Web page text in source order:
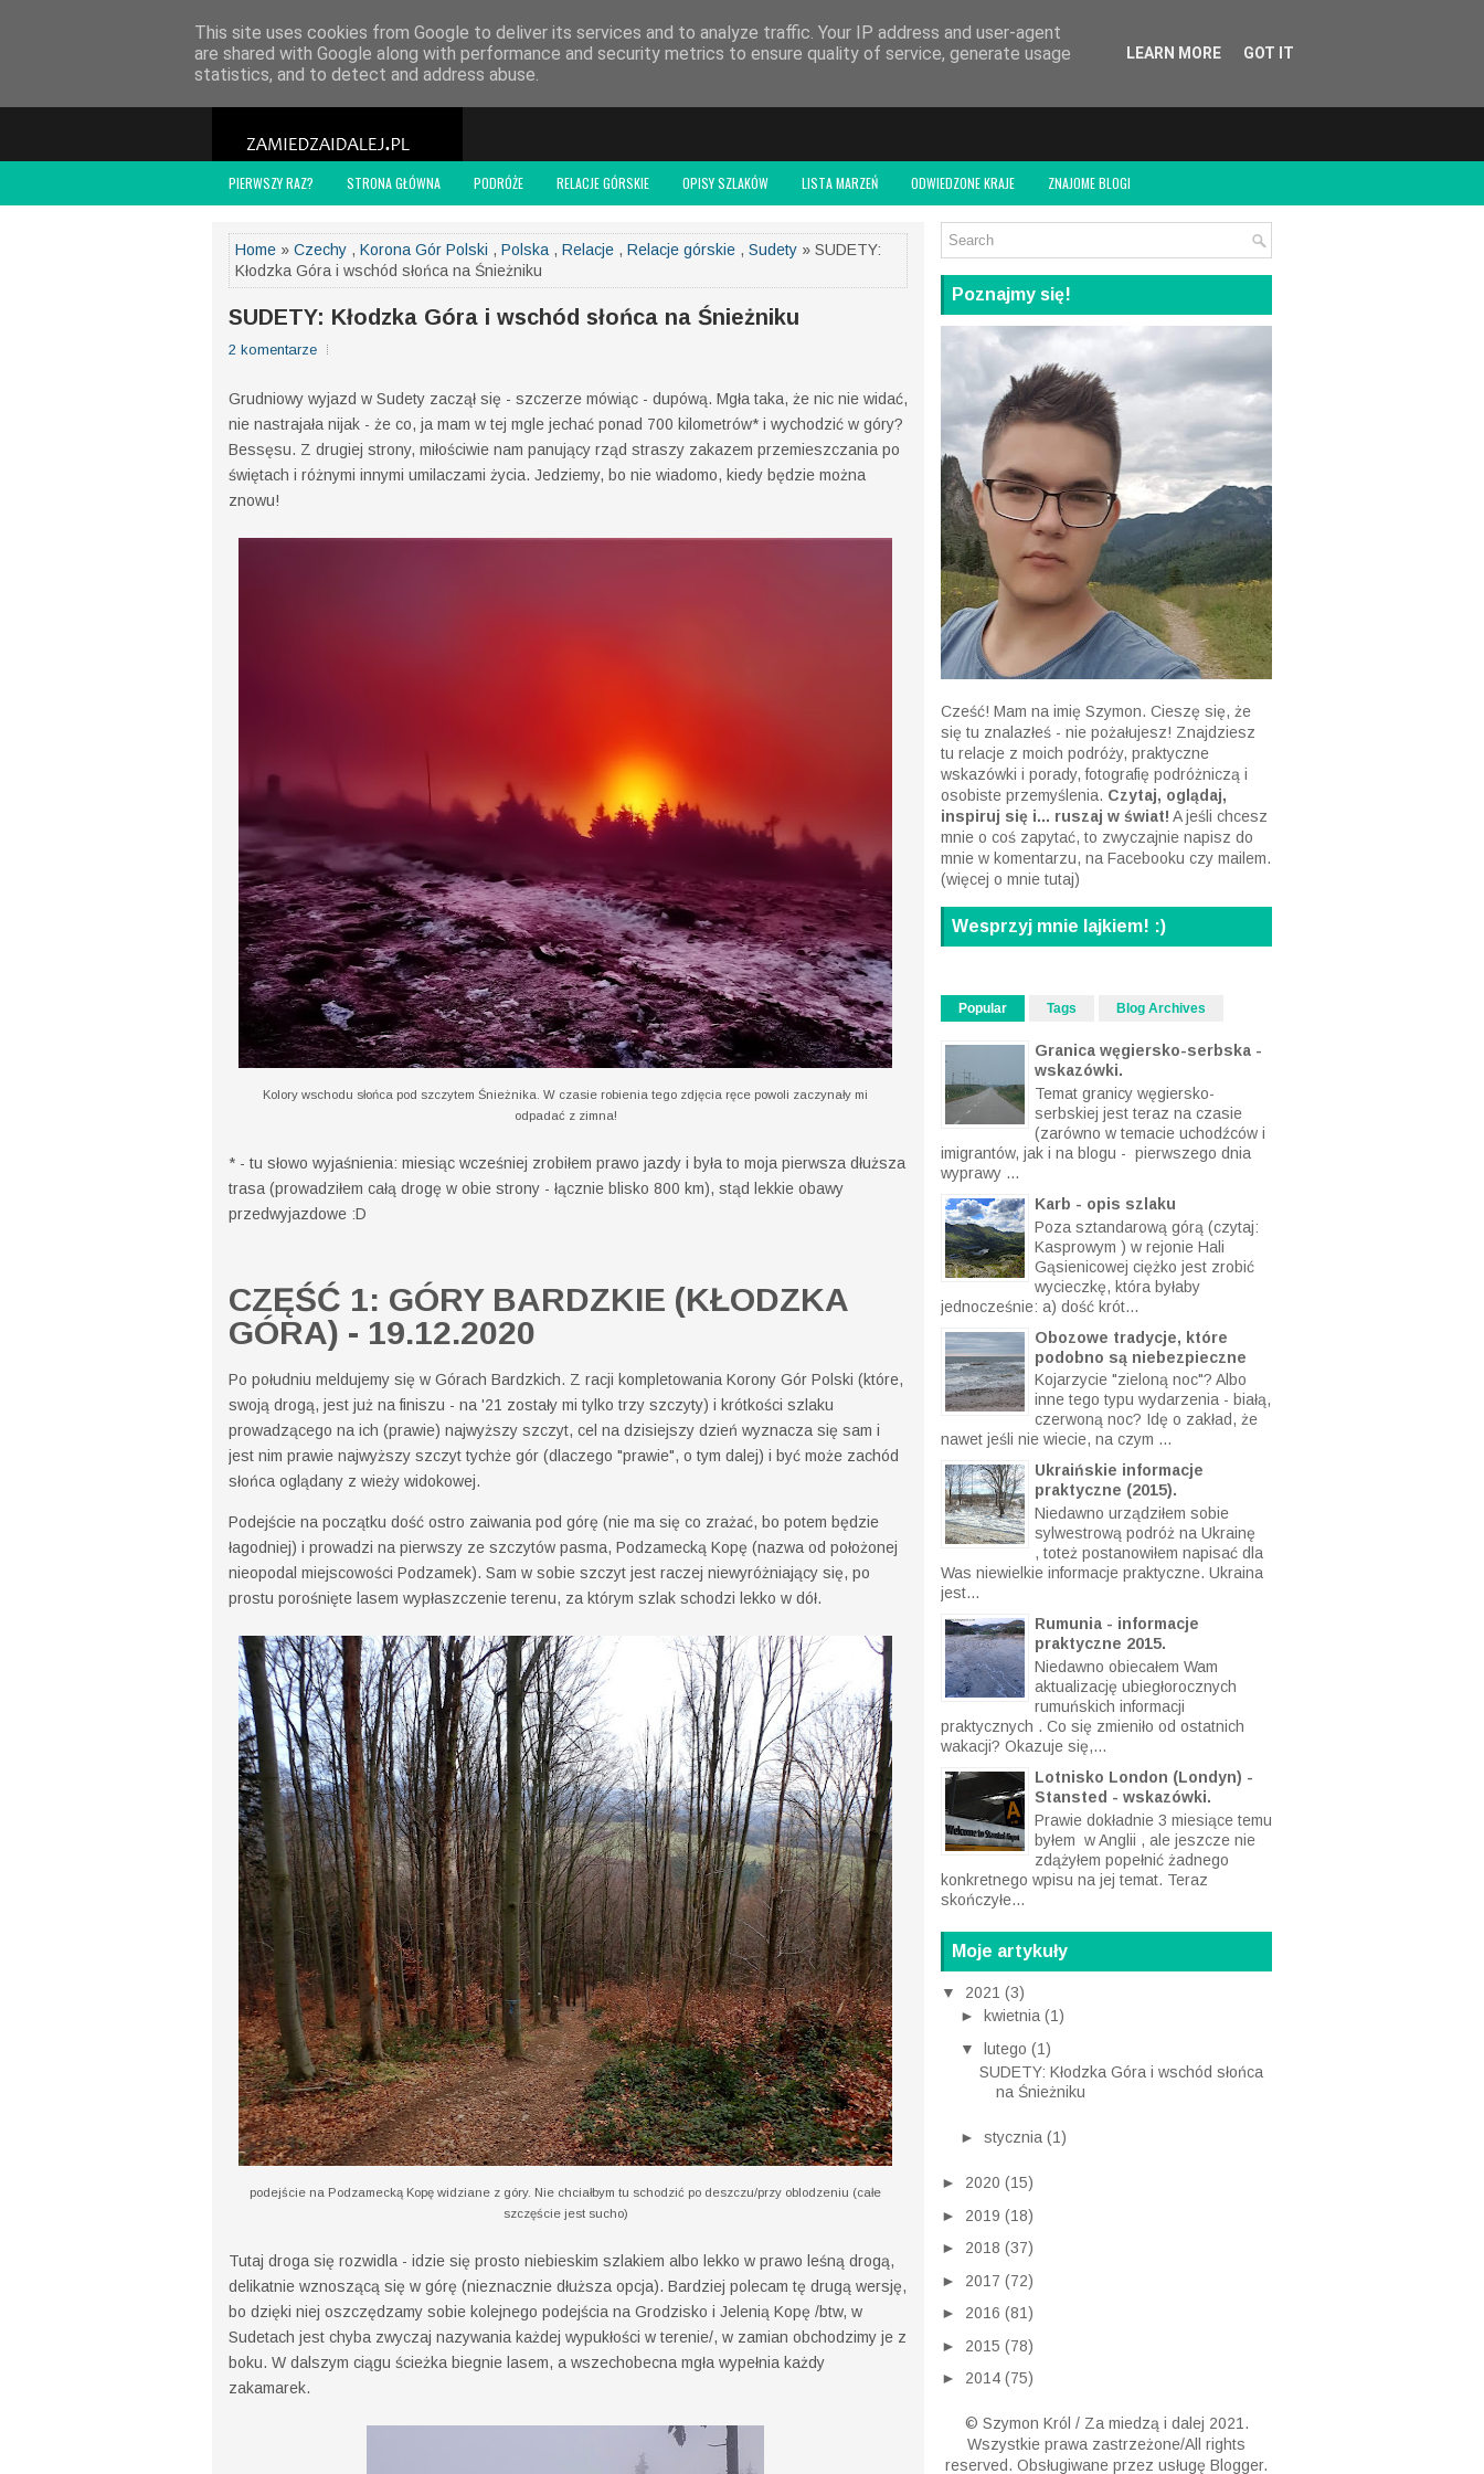
POLITYKA PRYWATNOŚCI WSPÓŁPRACA O BLOGU
PIERWSZY RAZ? STRONA GŁÓWNA PODRÓŻE RELACJE GÓRSKIE OPISY SZLAKÓW LISTA MARZEŃ ODWIEDZONE KRAJE ZNAJOME BLOGI
Home » Czechy , Korona Gór Polski , Polska , Relacje , Relacje górskie , Sudety » SUDETY:
Kłodzka Góra i wschód słońca na Śnieżniku
SUDETY: Kłodzka Góra i wschód słońca na Śnieżniku
2 komentarze
Grudniowy wyjazd w Sudety zaczął się - szczerze mówiąc - dupówą. Mgła taka, że nic nie widać,
nie nastrajała nijak - że co, ja mam w tej mgle jechać ponad 700 kilometrów* i wychodzić w góry?
Bessęsu. Z drugiej strony, miłościwie nam panujący rząd straszy zakazem przemieszczania po
świętach i różnymi innymi umilaczami życia. Jedziemy, bo nie wiadomo, kiedy będzie można
znowu!
Kolory wschodu słońca pod szczytem Śnieżnika. W czasie robienia tego zdjęcia ręce powoli zaczynały mi
odpadać z zimna!
* - tu słowo wyjaśnienia: miesiąc wcześniej zrobiłem prawo jazdy i była to moja pierwsza dłuższa
trasa (prowadziłem całą drogę w obie strony - łącznie blisko 800 km), stąd lekkie obawy
przedwyjazdowe :D
CZĘŚĆ 1: GÓRY BARDZKIE (KŁODZKA
GÓRA) - 19.12.2020
Po południu meldujemy się w Górach Bardzkich. Z racji kompletowania Korony Gór Polski (które,
swoją drogą, jest już na finiszu - na '21 zostały mi tylko trzy szczyty) i krótkości szlaku
prowadzącego na ich (prawie) najwyższy szczyt, cel na dzisiejszy dzień wyznacza się sam i
jest nim prawie najwyższy szczyt tychże gór (dlaczego "prawie", o tym dalej) i być może zachód
słońca oglądany z wieży widokowej.
Podejście na początku dość ostro zaiwania pod górę (nie ma się co zrażać, bo potem będzie
łagodniej) i prowadzi na pierwszy ze szczytów pasma, Podzamecką Kopę (nazwa od położonej
nieopodal miejscowości Podzamek). Sam w sobie szczyt jest raczej niewyróżniający się, po
prostu porośnięte lasem wypłaszczenie terenu, za którym szlak schodzi lekko w dół.
podejście na Podzamecką Kopę widziane z góry. Nie chciałbym tu schodzić po deszczu/przy oblodzeniu (całe
szczęście jest sucho)
Tutaj droga się rozwidla - idzie się prosto niebieskim szlakiem albo lekko w prawo leśną drogą,
delikatnie wznoszącą się w górę (nieznacznie dłuższa opcja). Bardziej polecam tę drugą wersję,
bo dzięki niej oszczędzamy sobie kolejnego podejścia na Grodzisko i Jelenią Kopę /btw, w
Sudetach jest chyba zwyczaj nazywania każdej wypukłości w terenie/, w zamian obchodzimy je z
boku. W dalszym ciągu ścieżka biegnie lasem, a wszechobecna mgła wypełnia każdy
zakamarek.
Poznajmy się!
Cześć! Mam na imię Szymon. Cieszę się, że
się tu znalazłeś - nie pożałujesz! Znajdziesz
tu relacje z moich podróży, praktyczne
wskazówki i porady, fotografię podróżniczą i
osobiste przemyślenia. Czytaj, oglądaj,
inspiruj się i... ruszaj w świat! A jeśli chcesz
mnie o coś zapytać, to zwyczajnie napisz do
mnie w komentarzu, na Facebooku czy mailem.
(więcej o mnie tutaj)
Wesprzyj mnie lajkiem! :)
Popular Tags Blog Archives
Granica węgiersko-serbska -
wskazówki.
Temat granicy węgiersko-
serbskiej jest teraz na czasie
(zarówno w temacie uchodźców i
imigrantów, jak i na blogu - pierwszego dnia
wyprawy ...
Karb - opis szlaku
Poza sztandarową górą (czytaj:
Kasprowym ) w rejonie Hali
Gąsienicowej ciężko jest zrobić
wycieczkę, która byłaby
jednocześnie: a) dość krót...
Obozowe tradycje, które
podobno są niebezpieczne
Kojarzycie "zieloną noc"? Albo
inne tego typu wydarzenia - białą,
czerwoną noc? Idę o zakład, że
nawet jeśli nie wiecie, na czym ...
Ukraińskie informacje
praktyczne (2015).
Niedawno urządziłem sobie
sylwestrową podróż na Ukrainę
, toteż postanowiłem napisać dla
Was niewielkie informacje praktyczne. Ukraina
jest...
Rumunia - informacje
praktyczne 2015.
Niedawno obiecałem Wam
aktualizację ubiegłorocznych
rumuńskich informacji
praktycznych . Co się zmieniło od ostatnich
wakacji? Okazuje się,...
Lotnisko London (Londyn) -
Stansted - wskazówki.
Prawie dokładnie 3 miesiące temu
byłem w Anglii , ale jeszcze nie
zdążyłem popełnić żadnego
konkretnego wpisu na jej temat. Teraz
skończyłe...
Moje artykuły
▼ 2021 (3)
►
kwietnia (1)
▼
lutego (1)
SUDETY: Kłodzka Góra i wschód słońca
na Śnieżniku
► stycznia (1)
► 2020 (15)
► 2019 (18)
► 2018 (37)
► 2017 (72)
► 2016 (81)
► 2015 (78)
► 2014 (75)
© Szymon Król / Za miedzą i dalej 2021.
Wszystkie prawa zastrzeżone/All rights
reserved. Obsługiwane przez usługę Blogger.
This site uses cookies from Google to deliver its services and to analyze traffic. Your IP address and user-agent
are shared with Google along with performance and security metrics to ensure quality of service, generate usage
statistics, and to detect and address abuse.
LEARN MORE GOT IT